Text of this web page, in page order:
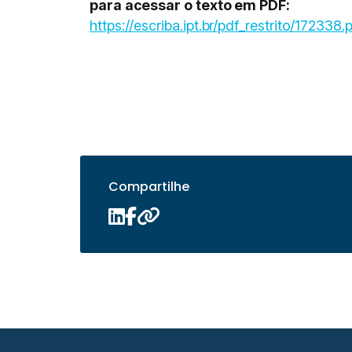
para acessar o texto em PDF:
https://escriba.ipt.br/pdf_restrito/
Compartilhe